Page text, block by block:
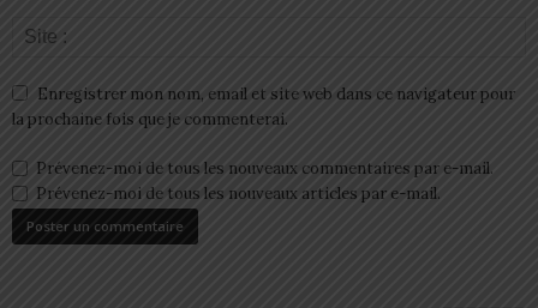
Enregistrer mon nom, email et site web dans ce navigateur pour
la prochaine fois que je commenterai.
Prévenez-moi de tous les nouveaux commentaires par e-mail.
Prévenez-moi de tous les nouveaux articles par e-mail.